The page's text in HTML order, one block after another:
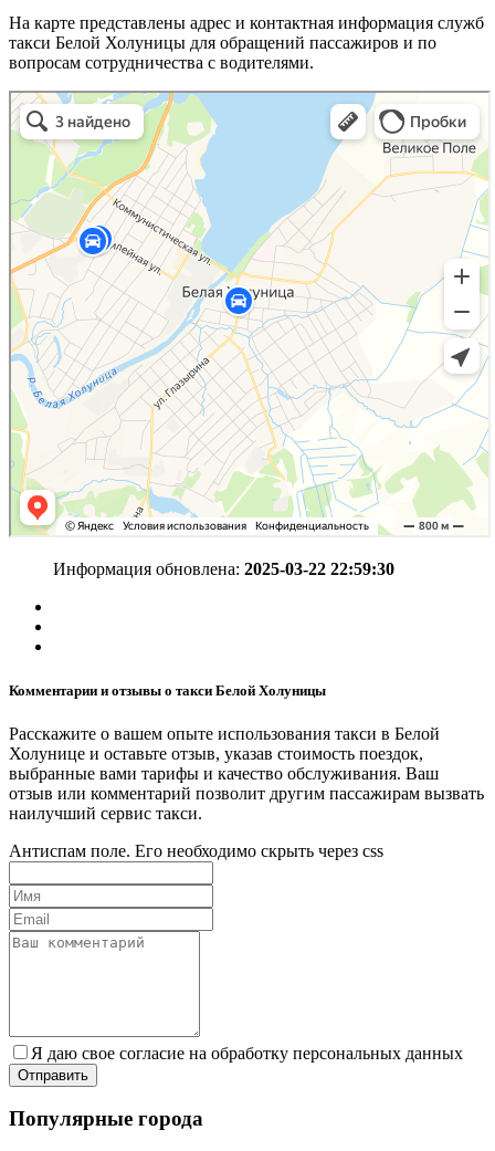
На карте представлены адрес и контактная информация служб
такси Белой Холуницы для обращений пассажиров и по
вопросам сотрудничества с водителями.
Информация обновлена: 2025-03-22 22:59:30
Комментарии и отзывы о такси Белой Холуницы
Расскажите о вашем опыте использования такси в Белой
Холунице и оставьте отзыв, указав стоимость поездок,
выбранные вами тарифы и качество обслуживания. Ваш
отзыв или комментарий позволит другим пассажирам вызвать
наилучший сервис такси.
Антиспам поле. Его необходимо скрыть через css
Я даю свое согласие на обработку персональных данных
Популярные города